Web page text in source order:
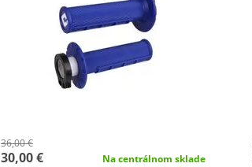
36,00 €
30,00 € Na centrálnom sklade